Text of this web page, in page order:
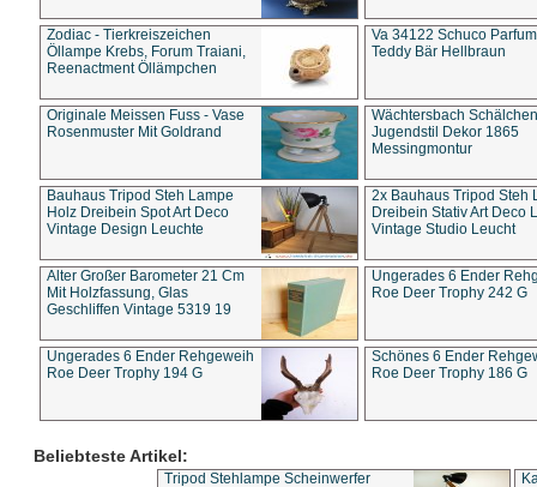
Zodiac - Tierkreiszeichen
Öllampe Krebs, Forum Traiani,
Reenactment Öllämpchen
Va 34122 Schuco
Teddy Bär Hellbraun
Originale Meissen Fuss - Vase
Rosenmuster Mit Goldrand
Wächtersbach Schälchen
Jugendstil Dekor 1865
Messingmontur
Bauhaus Tripod Steh Lampe
Holz Dreibein Spot Art Deco
Vintage Design Leuchte
2x Bauhaus Tripod Steh
Dreibein Stativ Art Deco
Vintage Studio Leucht
Alter Großer Barometer 21 Cm
Mit Holzfassung, Glas
Geschliffen Vintage 5319 19
Ungerades 6 Ender
Roe Deer Trophy 242 G
Ungerades 6 Ender Rehgeweih
Roe Deer Trophy 194 G
Schönes 6 Ender
Roe Deer Trophy 186 G
Beliebteste Artikel:
Tripod Stehlampe Scheinwerfer